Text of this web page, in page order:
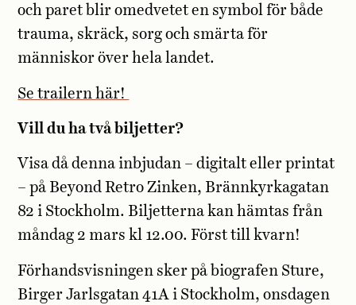
och paret blir omedvetet en symbol för både
trauma, skräck, sorg och smärta för
människor över hela landet.
Se trailern här!
Vill du ha två biljetter?
Visa då denna inbjudan – digitalt eller printat
– på Beyond Retro Zinken, Brännkyrkagatan
82 i Stockholm. Biljetterna kan hämtas från
måndag 2 mars kl 12.00. Först till kvarn!
Förhandsvisningen sker på biografen Sture,
Birger Jarlsgatan 41A i Stockholm, onsdagen